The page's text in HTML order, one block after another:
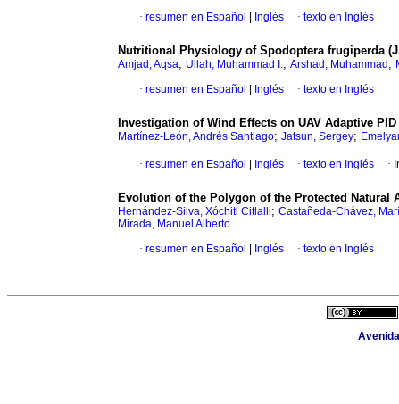
· resumen en Español Inglés · texto en Inglés
Nutritional Physiology of Spodoptera frugiperda
Amjad, Aqsa; Ullah, Muhammad I.; Arshad, Muhammad ;
· resumen en Español Inglés · texto en Inglés
Investigation of Wind Effects on UAV Adaptive
Martínez-León, Andrés Santiago; Jatsun, Sergey;
· resumen en Español Inglés · texto en Inglés ·
Evolution of the Polygon of the Protected Natural
Hernández-Silva, Xóchitl Citlalli; Castañeda-Chávez,
Mirada, Manuel Alberto
· resumen en Español Inglés · texto en Inglés